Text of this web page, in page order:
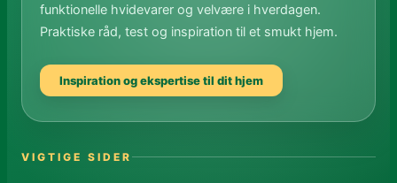
funktionelle hvidevarer og velvære i hverdagen.
Praktiske råd, test og inspiration til et smukt hjem.
Inspiration og ekspertise til dit hjem
VIGTIGE SIDER